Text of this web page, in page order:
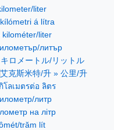
liter
á lítra
liter
литър
ロメートル/リットル
艾克斯米特/升 » 公里/升
โลเมตรต่อ ลิตร
литр
на літр
trăm lít